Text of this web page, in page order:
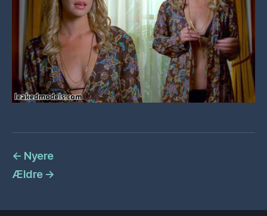
← Nyere
Ældre →